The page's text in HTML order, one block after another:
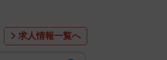
求人情報一覧へ